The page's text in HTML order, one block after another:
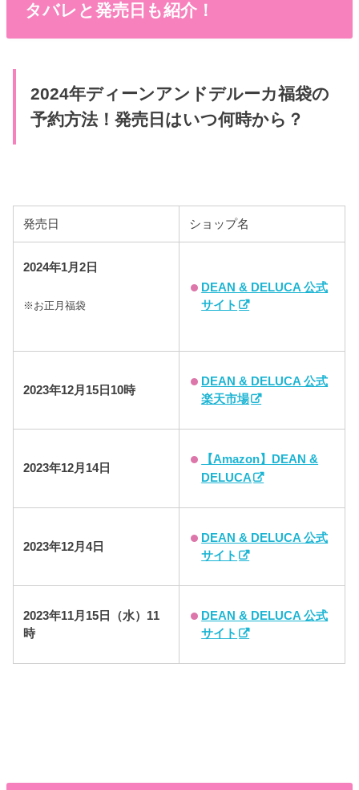
タバレと発売日も紹介！
2024年ディーンアンドデルーカ福袋の
予約方法！発売日はいつ何時から？
発売日 ショップ名
2024年1月2日
※お正月福袋
DEAN & DELUCA 公式
サイト
2023年12月15日10時
DEAN & DELUCA 公式
楽天市場
2023年12月14日
【Amazon】DEAN &
DELUCA
2023年12月4日
DEAN & DELUCA 公式
サイト
2023年11月15日（水）11
時
DEAN & DELUCA 公式
サイト